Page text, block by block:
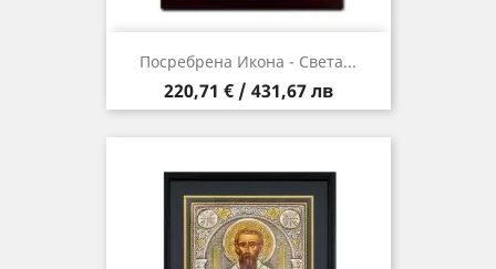
Посребрена Икона - Света...
Цена
220,71 € / 431,67 лв